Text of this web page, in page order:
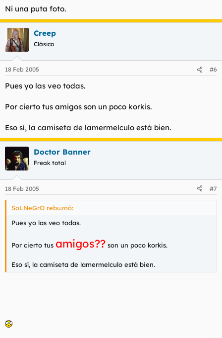
Ni una puta foto.
Creep
Clásico
18 Feb 2005 #6
Pues yo las veo todas.
Por cierto tus amigos son un poco korkis.
Eso sí, la camiseta de lamermelculo está bien.
Doctor Banner
Freak total
18 Feb 2005 #7
SoLNeGrO rebuznó:
Pues yo las veo todas.
Por cierto tus amigos?? son un poco korkis.
Eso sí, la camiseta de lamermelculo está bien.